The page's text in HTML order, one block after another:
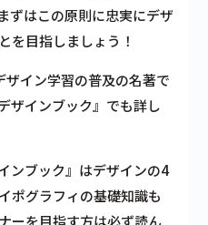
ずはこの原則に忠実にデザ
を目指しましょう！
イン学習の普及の名著で
ザインブック』でも詳し
ンブック』はデザインの4
ポグラフィの基礎知識も
ーを目指す方は必ず読ん